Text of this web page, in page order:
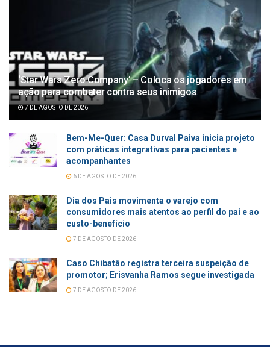
‘Star Wars Zero Company’ – Coloca os jogadores em
ação para combater contra seus inimigos
7 DE AGOSTO DE 2026
Bem-Me-Quer: Casa Durval Paiva inicia projeto
com práticas integrativas para pacientes e
acompanhantes
6 DE AGOSTO DE 2026
Dia dos Pais movimenta o varejo com
consumidores mais atentos ao perfil do pai e ao
custo-benefício
7 DE AGOSTO DE 2026
Caso Chibatão registra terceira suspeição de
promotor; Erisvanha Ramos segue investigada
7 DE AGOSTO DE 2026